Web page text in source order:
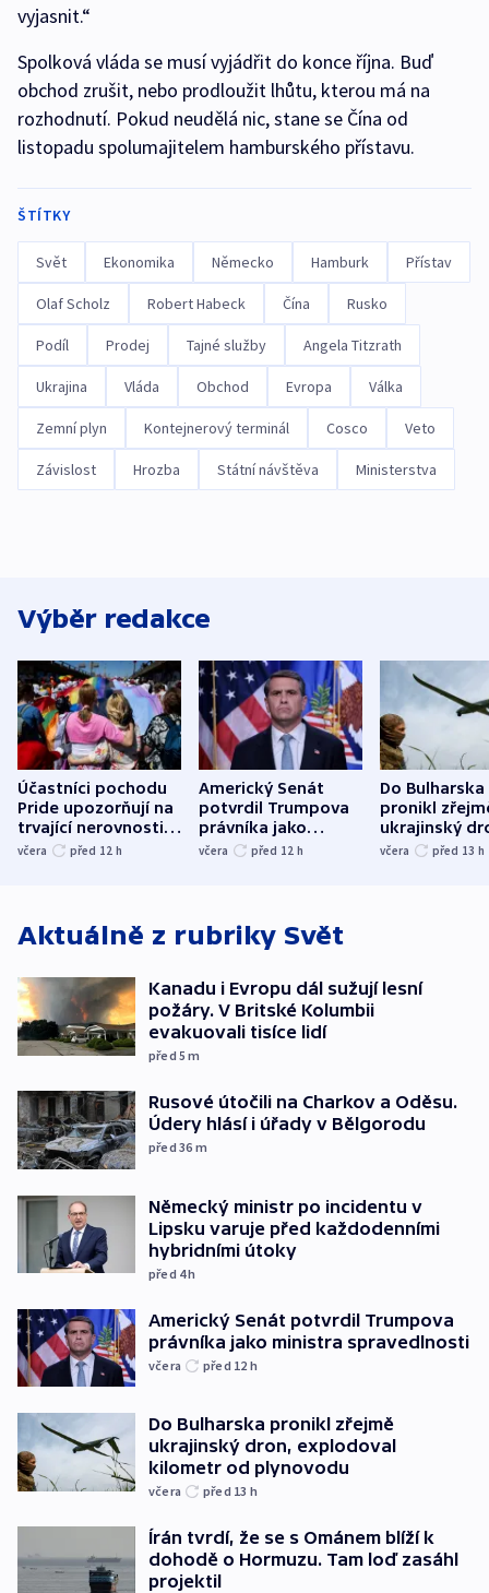
vyjasnit.“
Spolková vláda se musí vyjádřit do konce října. Buď
obchod zrušit, nebo prodloužit lhůtu, kterou má na
rozhodnutí. Pokud neudělá nic, stane se Čína od
listopadu spolumajitelem hamburského přístavu.
ŠTÍTKY
Svět Ekonomika Německo Hamburk Přístav
Olaf Scholz Robert Habeck Čína Rusko
Podíl Prodej Tajné služby Angela Titzrath
Ukrajina Vláda Obchod Evropa Válka
Zemní plyn Kontejnerový terminál Cosco Veto
Závislost Hrozba Státní návštěva Ministerstva
Výběr redakce
Účastníci pochodu
Pride upozorňují na
trvající nerovnosti i
společenskou
včera před 12 h
Americký Senát
potvrdil Trumpova
právníka jako
ministra
včera před 12 h
Do Bulharska
pronikl
ukrajinský
explodoval
včera před 13 h
Aktuálně z rubriky Svět
Kanadu i Evropu dál sužují lesní
požáry. V Britské Kolumbii
evakuovali tisíce lidí
před 5m
Rusové útočili na Charkov a Oděsu.
Údery hlásí i úřady v Bělgorodu
před 36 m
Německý ministr po incidentu v
Lipsku varuje před každodenními
hybridními útoky
před 4h
Americký Senát potvrdil Trumpova
právníka jako ministra spravedlnosti
včera před 12 h
Do Bulharska pronikl zřejmě
ukrajinský dron, explodoval
kilometr od plynovodu
včera před 13 h
Írán tvrdí, že se s Ománem blíží k
dohodě o Hormuzu. Tam loď zasáhl
projektil